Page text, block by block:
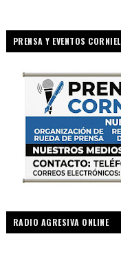
PRENSA Y EVENTOS CORNIEL
RADIO AGRESIVA ONLINE